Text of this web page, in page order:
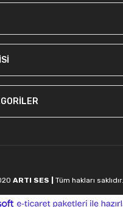
ARTI SES | Tüm hakları saklıdır.
ideasoft e-